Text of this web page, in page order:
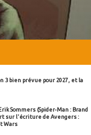
3 bien prévue pour 2027, et la
Sommers (Spider-Man : Brand
sur l'écriture de Avengers :
Wars